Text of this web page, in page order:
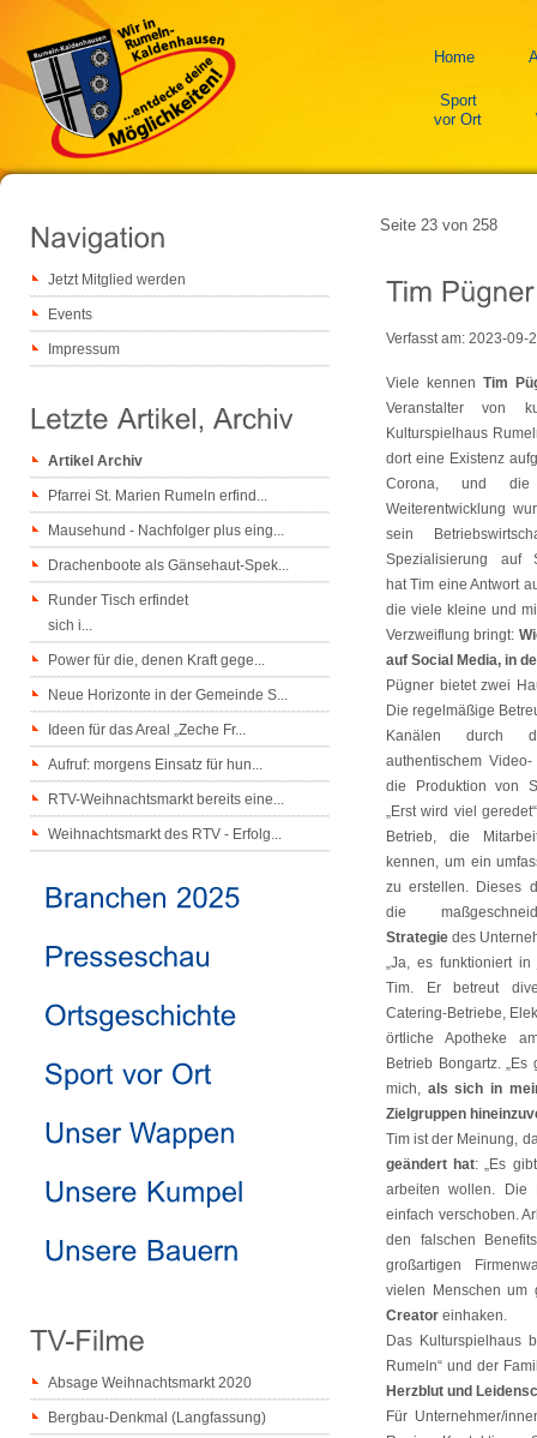
Home
Sport
vor Ort
Seite 23 von 258
Verfasst am: 2023-09-
Viele kennen Tim
Veranstalter von
Kulturspielhaus
dort eine Existenz
Corona, und die
Weiterentwicklung
sein
Spezialisierung auf
hat Tim eine Antwort
die viele kleine und
Verzweiflung bringt:
auf Social Media, in
Pügner bietet zwei
Die regelmäßige
Kanälen durch
authentischem
die Produktion von
„Erst wird viel
Betrieb, die
kennen, um ein
zu erstellen. Dieses
die
Strategie des
„Ja, es funktioniert in
Tim. Er betreut
Catering-Betriebe,
örtliche Apotheke
Betrieb Bongartz.
mich, als sich in
Zielgruppen
Tim ist der Meinung,
geändert hat: „Es
arbeiten wollen. Die
einfach verschoben.
den falschen
großartigen
vielen Menschen
Creator einhaken.
Das Kulturspielhaus
Rumeln“ und der
Herzblut und
Für Unternehmer/
Jetzt Mitglied werden
Events
Impressum
Artikel Archiv
Pfarrei St. Marien Rumeln erfind...
Mausehund - Nachfolger plus eing...
Drachenboote als Gänsehaut-Spek...
Runder Tisch erfindet
sich i...
Power für die, denen Kraft gege...
Neue Horizonte in der Gemeinde S...
Ideen für das Areal „Zeche Fr...
Aufruf: morgens Einsatz für hun...
RTV-Weihnachtsmarkt bereits eine...
Weihnachtsmarkt des RTV - Erfolg...
Absage Weihnachtsmarkt 2020
Bergbau-Denkmal (Langfassung)